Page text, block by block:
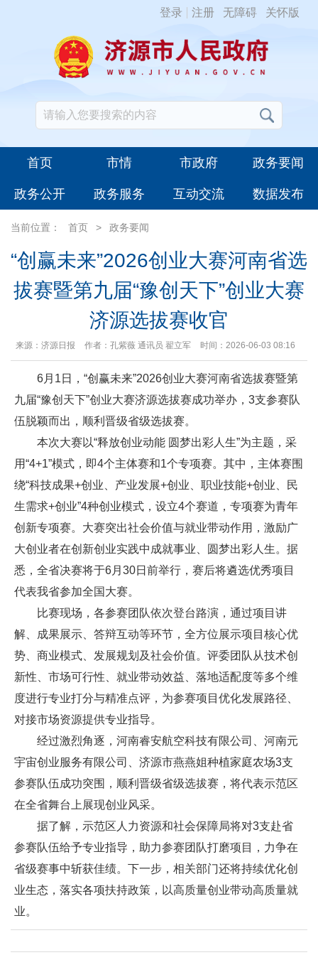
登录 注册 无障碍 关怀版
首页 市情 市政府 政务要闻
政务公开 政务服务 互动交流 数据发布
当前位置： 首页 > 政务要闻
“创赢未来”2026创业大赛河南省选
拔赛暨第九届“豫创天下”创业大赛
济源选拔赛收官
来源：济源日报 作者：孔紫薇 通讯员 翟立军 时间：2026-06-03 08:16
6月1日，“创赢未来”2026创业大赛河南省选拔赛暨第
九届“豫创天下”创业大赛济源选拔赛成功举办，3支参赛队
伍脱颖而出，顺利晋级省级选拔赛。
本次大赛以“释放创业动能 圆梦出彩人生”为主题，采
用“4+1”模式，即4个主体赛和1个专项赛。其中，主体赛围
绕“科技成果+创业、产业发展+创业、职业技能+创业、民
生需求+创业”4种创业模式，设立4个赛道，专项赛为青年
创新专项赛。大赛突出社会价值与就业带动作用，激励广
大创业者在创新创业实践中成就事业、圆梦出彩人生。据
悉，全省决赛将于6月30日前举行，赛后将遴选优秀项目
代表我省参加全国大赛。
比赛现场，各参赛团队依次登台路演，通过项目讲
解、成果展示、答辩互动等环节，全方位展示项目核心优
势、商业模式、发展规划及社会价值。评委团队从技术创
新性、市场可行性、就业带动效益、落地适配度等多个维
度进行专业打分与精准点评，为参赛项目优化发展路径、
对接市场资源提供专业指导。
经过激烈角逐，河南睿安航空科技有限公司、河南元
宇宙创业服务有限公司、济源市燕燕姐种植家庭农场3支
参赛队伍成功突围，顺利晋级省级选拔赛，将代表示范区
在全省舞台上展现创业风采。
据了解，示范区人力资源和社会保障局将对3支赴省
参赛队伍给予专业指导，助力参赛团队打磨项目，力争在
省级赛事中斩获佳绩。下一步，相关部门还将持续优化创
业生态，落实各项扶持政策，以高质量创业带动高质量就
业。